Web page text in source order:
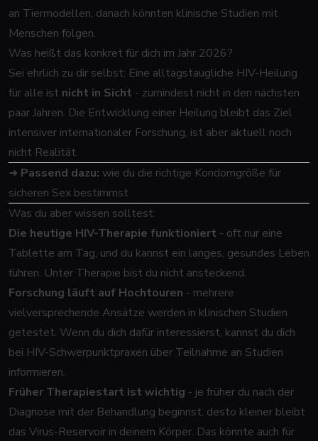
an Tiermodellen, danach könnten klinische Studien mit
Menschen folgen.
Was heißt das konkret für dich im Jahr 2026?
Sei ehrlich zu dir selbst: Eine alltagstaugliche HIV-Heilung
für alle ist nicht in Sicht - zumindest nicht in den nächsten
paar Jahren. Die Entwicklung einer Heilung bleibt das Ziel
intensiver internationaler Forschung, ist aber aktuell noch
nicht Realität.
➜ Passend dazu: wie du die richtige Kondomgröße für
sicheren Sex bestimmst
Was du aber wissen solltest:
Die heutige HIV-Therapie funktioniert - oft nur eine
Tablette am Tag, und du kannst ein langes, gesundes Leben
führen. Unter Therapie bist du nicht ansteckend.
Forschung läuft auf Hochtouren - mehrere
vielversprechende Ansätze werden in klinischen Studien
getestet. Wenn du dich dafür interessierst, kannst du dich
bei HIV-Schwerpunktpraxen über Teilnahme an Studien
informieren.
Früher Therapiestart ist wichtig - je früher du nach der
Diagnose mit der Behandlung beginnst, desto kleiner bleibt
das Virus-Reservoir in deinem Körper. Das könnte auch für